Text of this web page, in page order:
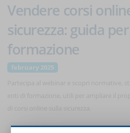
Vendere corsi
sicurezza: guida
formazione
february 2025
enti di formazione, utili per ampliare il
di corsi online sulla sicurezza.